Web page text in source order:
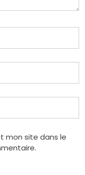
mon site dans le